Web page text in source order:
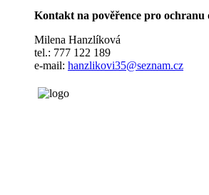
Kontakt na pověřence pro ochranu
Milena Hanzlíková
tel.: 777 122 189
e-mail: hanzlikovi35@seznam.cz